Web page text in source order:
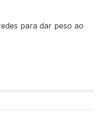
para dar peso ao